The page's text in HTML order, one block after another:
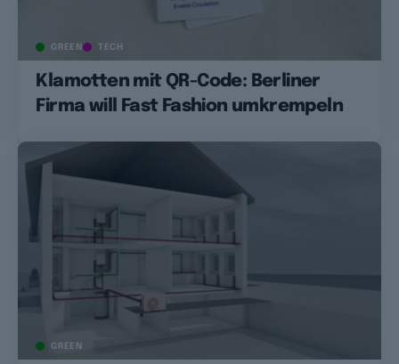
GREEN TECH
Klamotten mit QR-Code: Berliner
Firma will Fast Fashion umkrempeln
GREEN